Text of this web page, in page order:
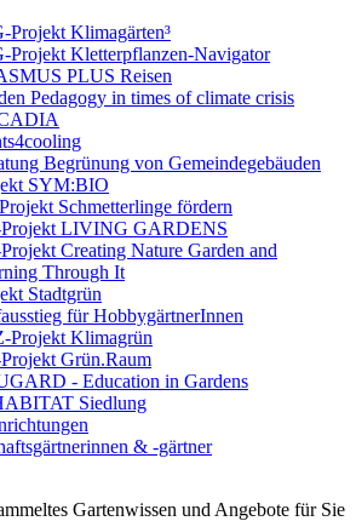
Projekt Klimagärten³
Projekt Kletterpflanzen-Navigator
PLUS Reisen
Pedagogy in times of climate crisis
Begrünung von Gemeindegebäuden
SYM:BIO
Schmetterlinge fördern
LIVING GARDENS
Creating Nature Garden and
Through It
Stadtgrün
für HobbygärtnerInnen
Projekt Klimagrün
Grün.Raum
- Education in Gardens
Siedlung
& -gärtner
Gartenwissen und Angebote für Sie